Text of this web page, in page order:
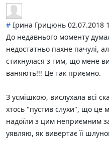
# Ірина Грицюнь 02.07.2018
До недавнього моменту
недостатньо пахне пачулі,
стикнулася з тим, що мене
ваняють!!! Це так приємно.
З усмішкою, вислухала всі
хтось "пустив слухи", що це
надоїли з цим неприємним
уявляю, як вивертає її